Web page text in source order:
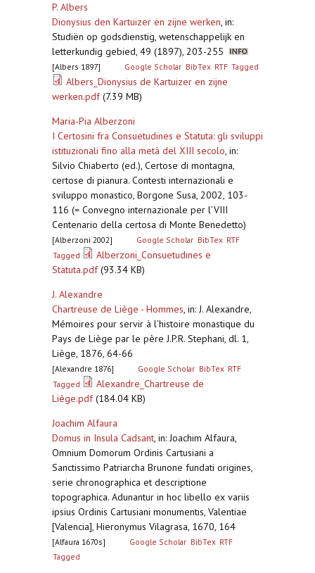
P. Albers
Dionysius den Kartuizer en zijne werken, in:
Studiën op godsdienstig, wetenschappelijk en
letterkundig gebied, 49 (1897), 203-255
[Albers 1897] Google Scholar BibTex RTF Tagged
Albers_Dionysius de Kartuizer en zijne
werken.pdf(7.39 MB)
Maria-Pia Alberzoni
I Certosini fra Consuetudines e Statuta: gli sviluppi
istituzionali fino alla metà del XIII secolo, in:
Silvio Chiaberto (ed.), Certose di montagna,
certose di pianura. Contesti internazionali e
sviluppo monastico, Borgone Susa, 2002, 103-
116 (= Convegno internazionale per l’VIII
Centenario della certosa di Monte Benedetto)
[Alberzoni 2002] Google Scholar BibTex RTF
Tagged
Alberzoni_Consuetudines e
Statuta.pdf(93.34 KB)
J. Alexandre
Chartreuse de Liège - Hommes, in: J. Alexandre,
Mémoires pour servir à l’histoire monastique du
Pays de Liège par le père J.P.R. Stephani, dl. 1,
Liège, 1876, 64-66
[Alexandre 1876] Google Scholar BibTex RTF
Tagged
Alexandre_Chartreuse de
Liège.pdf(184.04 KB)
Joachim Alfaura
Domus in Insula Cadsant, in: Joachim Alfaura,
Omnium Domorum Ordinis Cartusiani a
Sanctissimo Patriarcha Brunone fundati origines,
serie chronographica et descriptione
topographica. Adunantur in hoc libello ex variis
ipsius Ordinis Cartusiani monumentis, Valentiae
[Valencia], Hieronymus Vilagrasa, 1670, 164
[Alfaura 1670s] Google Scholar BibTex RTF
Tagged